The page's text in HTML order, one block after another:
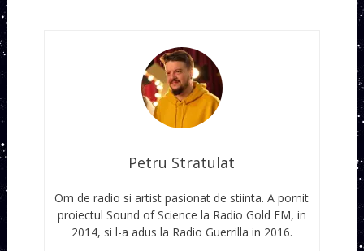
Petru Stratulat
Om de radio si artist pasionat de stiinta. A pornit
proiectul Sound of Science la Radio Gold FM, in
2014, si l-a adus la Radio Guerrilla in 2016.